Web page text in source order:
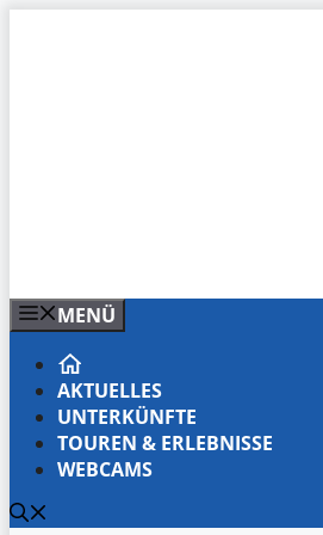
MENÜ
AKTUELLES
UNTERKÜNFTE
TOUREN & ERLEBNISSE
WEBCAMS